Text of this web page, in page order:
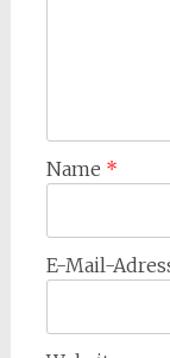
Name *
E-Mail-